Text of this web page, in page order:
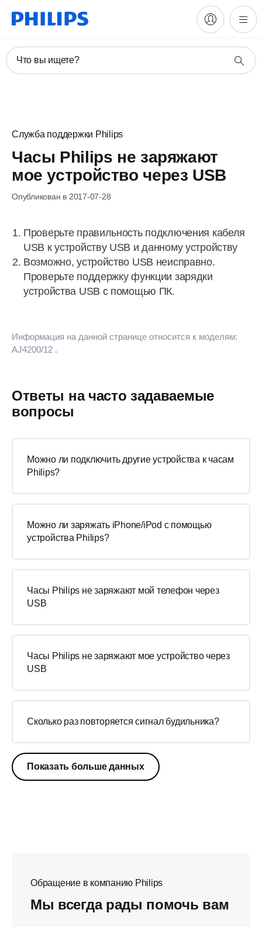
Что вы ищете?
Служба поддержки Philips
Часы Philips не заряжают
мое устройство через USB
Опубликован в 2017-07-28
Проверьте правильность подключения кабеля
USB к устройству USB и данному устройству
Возможно, устройство USB неисправно.
Проверьте поддержку функции зарядки
устройства USB с помощью ПК.
Информация на данной странице относится к моделям:
AJ4200/12 .
Ответы на часто задаваемые
вопросы
Можно ли подключить другие устройства к часам
Philips?
Можно ли заряжать iPhone/iPod с помощью
устройства Philips?
Часы Philips не заряжают мой телефон через
USB
Часы Philips не заряжают мое устройство через
USB
Сколько раз повторяется сигнал будильника?
Показать больше данных
Обращение в компанию Philips
Мы всегда рады помочь вам